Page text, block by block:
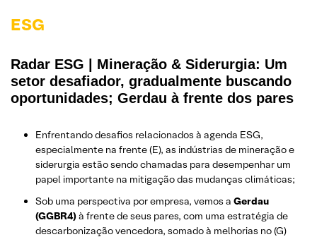
ESG
Radar ESG | Mineração & Siderurgia: Um
setor desafiador, gradualmente buscando
oportunidades; Gerdau à frente dos pares
Enfrentando desafios relacionados à agenda ESG,
especialmente na frente (E), as indústrias de mineração e
siderurgia estão sendo chamadas para desempenhar um
papel importante na mitigação das mudanças climáticas;
Sob uma perspectiva por empresa, vemos a Gerdau
(GGBR4)à frente de seus pares, com uma estratégia de
descarbonização vencedora, somado à melhorias no (G)